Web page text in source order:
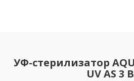
УФ-стерилизатор
UV AS 3